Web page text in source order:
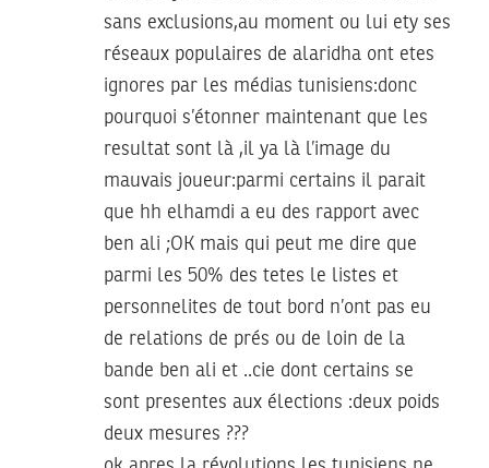
sans exclusions,au moment ou lui ety ses
réseaux populaires de alaridha ont etes
ignores par les médias tunisiens:donc
pourquoi s’étonner maintenant que les
resultat sont là ,il ya là l’image du
mauvais joueur:parmi certains il parait
que hh elhamdi a eu des rapport avec
ben ali ;OK mais qui peut me dire que
parmi les 50% des tetes le listes et
personnelites de tout bord n’ont pas eu
de relations de prés ou de loin de la
bande ben ali et ..cie dont certains se
sont presentes aux élections :deux poids
deux mesures ???